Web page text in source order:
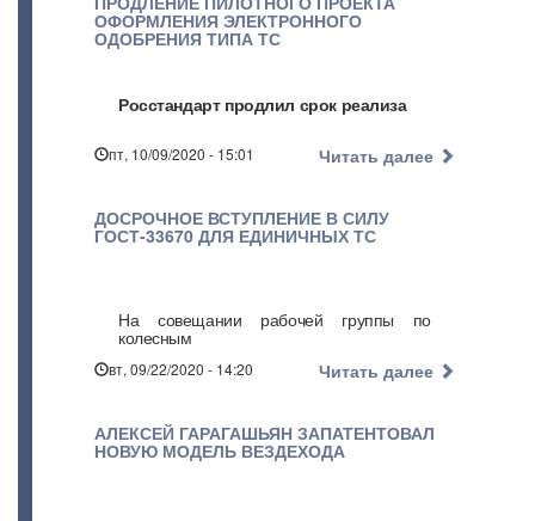
ОФОРМЛЕНИЯ ЭЛЕКТРОННОГО
ОДОБРЕНИЯ ТИПА ТС
Росстандарт продлил срок реализа
пт, 10/09/2020 - 15:01 Читать далее
ДОСРОЧНОЕ ВСТУПЛЕНИЕ В СИЛУ
ГОСТ-33670 ДЛЯ ЕДИНИЧНЫХ ТС
На совещании рабочей группы по
колесным
вт, 09/22/2020 - 14:20 Читать далее
АЛЕКСЕЙ ГАРАГАШЬЯН ЗАПАТЕНТОВАЛ
НОВУЮ МОДЕЛЬ ВЕЗДЕХОДА